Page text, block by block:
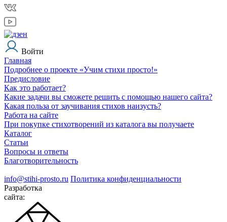
Войти
Главная
Подробнее о проекте «Учим стихи просто!»
Предисловие
Как это работает?
Какие задачи вы сможете решить с помощью нашего сайта?
Какая польза от заучивания стихов наизусть?
Работа на сайте
При покупке стихотворений из каталога вы получаете
Каталог
Статьи
Вопросы и ответы
Благотворительность
info@stihi-prosto.ru Политика конфиденциальности
Разработка
сайта: